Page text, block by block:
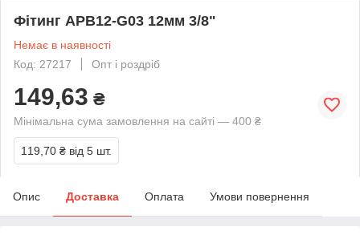
Фітинг APB12-G03 12мм 3/8"
Немає в наявності
Код: 27217
Опт і роздріб
149,63 ₴
Мінімальна сума замовлення на сайті — 400 ₴
119,70 ₴ від 5 шт.
Опис Доставка Оплата Умови повернення